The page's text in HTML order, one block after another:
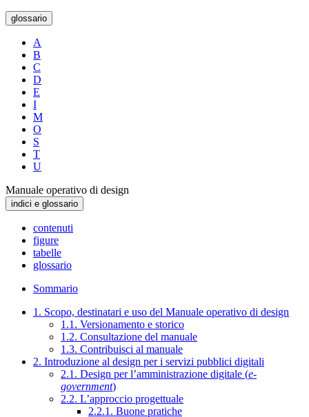
glossario
A
B
C
D
E
I
M
O
S
T
U
Manuale operativo di design
indici e glossario
contenuti
figure
tabelle
glossario
Sommario
1. Scopo, destinatari e uso del Manuale operativo di design
1.1. Versionamento e storico
1.2. Consultazione del manuale
1.3. Contribuisci al manuale
2. Introduzione al design per i servizi pubblici digitali
2.1. Design per l’amministrazione digitale (e-
government)
2.2. L’approccio progettuale
2.2.1. Buone pratiche